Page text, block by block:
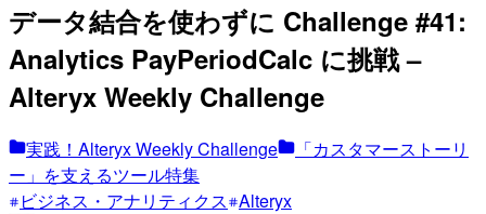
データ結合を使わずに Challenge #41:
Analytics PayPeriodCalc に挑戦 –
Alteryx Weekly Challenge
実践！Alteryx Weekly Challenge
「カスタマーストーリ
ー」を支えるツール特集
ビジネス・アナリティクス Alteryx